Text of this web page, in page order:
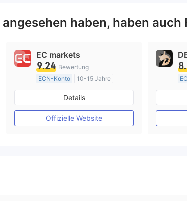
angesehen haben, haben auch
EC markets
9.24 Bewertung
ECN-Konto
10-15 Jahre
AustralienRegulierung
Market Making (MM)
MT4-Volllizenz
Details
Offizielle Website